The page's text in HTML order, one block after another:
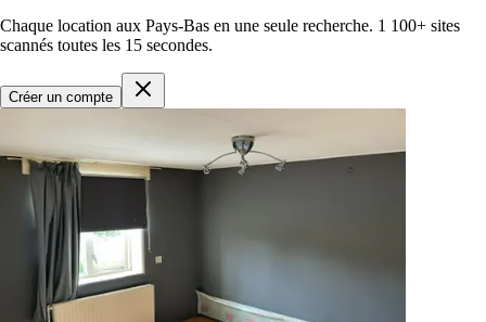
Chaque location aux Pays-Bas en une seule recherche. 1 100+ sites
scannés toutes les 15 secondes.
Créer un compte